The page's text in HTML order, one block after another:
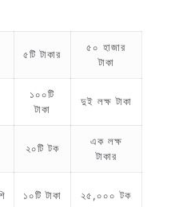
৫টি টাকার
৫০ হাজার
টাকা
১০০টি
টাকা
দুই লক্ষ টাকা
২০টি টক
এক লক্ষ
টাকার
১০টি টাকা ২৫,০০০ টক